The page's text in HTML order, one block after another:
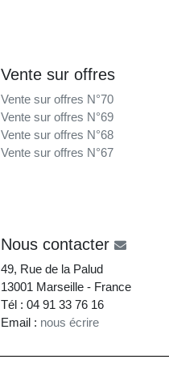
Vente sur offres
Vente sur offres N°70
Vente sur offres N°69
Vente sur offres N°68
Vente sur offres N°67
Nous contacter
49, Rue de la Palud
13001 Marseille - France
Tél : 04 91 33 76 16
Email : nous écrire